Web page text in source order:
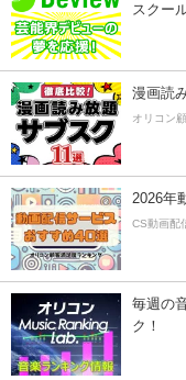
スクー
漫画読
オリコン
2026年
CS動画配
毎週の
ク！